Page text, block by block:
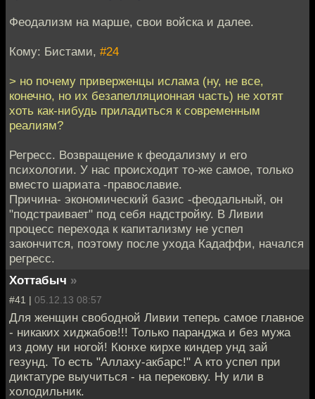
Феодализм на марше, свои войска и далее.
Кому: Бистами, #24
> но почему приверженцы ислама (ну, не все,
конечно, но их безапелляционная часть) не хотят
хоть как-нибудь приладиться к современным
реалиям?
Регресс. Возвращение к феодализму и его
психологии. У нас происходит то-же самое, только
вместо шариата -православие.
Причина- экономический базис -феодальный, он
"подстраивает" под себя надстройку. В Ливии
процесс перехода к капитализму не успел
закончится, поэтому после ухода Кадаффи, начался
регресс.
Хоттабыч »
#41 | 05.12.13 08:57
Для женщин свободной Ливии теперь самое главное
- никаких хиджабов!!! Только паранджа и без мужа
из дому ни ногой! Кюнхе кирхе киндер унд зай
гезунд. То есть "Аллаху-акбарс!" А кто успел при
диктатуре выучиться - на перековку. Ну или в
холодильник.